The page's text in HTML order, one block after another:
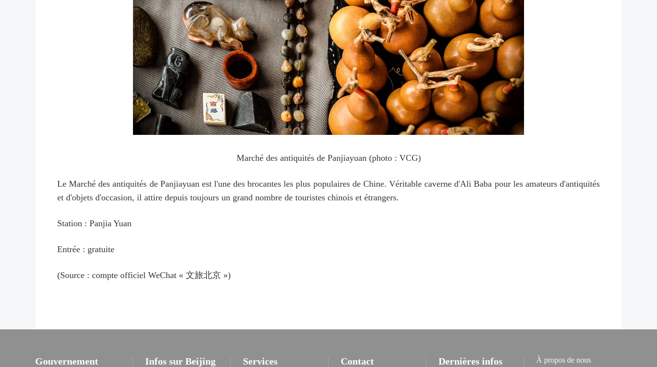
Marché des antiquités de Panjiayuan (photo : VCG)
Le Marché des antiquités de Panjiayuan est l'une des brocantes les plus populaires de Chine. Véritable caverne d'Ali Baba pour les amateurs d'antiquités
et d'objets d'occasion, il attire depuis toujours un grand nombre de touristes chinois et étrangers.
Station : Panjia Yuan
Entrée : gratuite
(Source : compte officiel WeChat « 文旅北京 »)
Gouvernement Infos sur Beijing Services Contact Dernières infos À propos de nous